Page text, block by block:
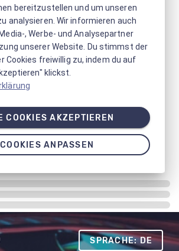
SPRACHE: DE
bereitzustellen und um unseren
analysieren. Wir informieren auch
, Werbe- und Analysepartner
unserer Website. Du stimmst der
Cookies freiwillig zu, indem du auf
klickst.
COOKIES AKZEPTIEREN
COOKIES ANPASSEN